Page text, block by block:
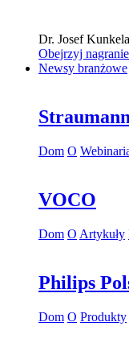
Dr. Josef Kunkela
Obejrzyj nagranie
Newsy branżowe
Dom O
VOCO
Dom O Artykuły
Philips
Dom O Produkty